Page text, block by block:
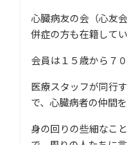
心臓病友の会（心友
併症の方も在籍してい
会員は１５歳から７
医療スタッフが同行
で、心臓病者の仲間
身の回りの些細なこ